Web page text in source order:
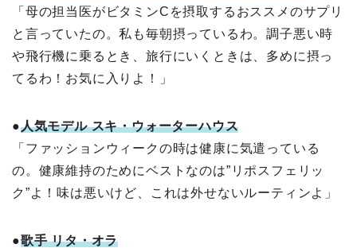
「母の担当医がビタミンCを摂取するおススメのサプリ
と言っていたの。私も毎朝摂っているわ。調子悪い時
や飛行機に乗るとき、旅行にいくときは、多めに摂っ
てるわ！お気に入りよ！」
●人気モデル スキ・ウォーターハウス
「ファッションウィークの時は健康に気遣っている
の。健康維持のためにベストなのは”リポスフェリッ
ク”よ！味は悪いけど、これは外せないルーティンよ」
●歌手 リタ・オラ